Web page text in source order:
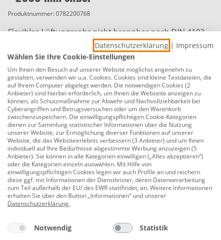
Produktnummer:0782200768
Flexibles Lüftungsrohr nicht brennbar nach DIN 4102-
A1 Temperaturbeständig bis 200°C
Material: Aluminium
Farbe: silber
Durchmesser Außen: 100 mm
Länge: 500 - 2500 mm
nicht brennbar nach DIN 4102-A1
Herstellerinformationen: Marley Deutschland GmbH
| Adolf-Oesterheld-Str. 28 | 31515 Wunstorf,
Deutschland | eMail: info@marley.de | Herstellernr.
065021
Bewertungen
Datenschutzerklärung | Impressum
Wählen Sie Ihre Cookie-Einstellungen
Um Ihnen den Besuch auf unserer Website möglichst angenehm zu
gestalten, verwenden wir u.a. Cookies. Cookies sind kleine Textdateien, die
auf Ihrem Computer abgelegt werden. Die notwendigen Cookies (2
Anbieter) sind hierbei erforderlich, um Ihnen die Webseite anzeigen zu
können, als Schutzmaßnahme zur Abwehr und Nachvollziehbarkeit bei
Cyberangriffen und Betrugsversuchen oder um den Warenkorb
zwischenzuspeichern. Die einwilligungspflichtigen Cookie-Kategorien
dienen zur Sammlung statistischer Informationen über die Nutzung
unserer Website, zur Ermöglichung diverser Funktionen auf unserer
Website, die das Websiteerlebnis verbessern (3 Anbieter) und um Ihnen
individuell auf Ihre Bedürfnisse abgestimmte Werbung anzuzeigen (5
Anbieter). Sie können in alle Kategorien einwilligen („Alles akzeptieren“)
oder die Kategorien einzeln auswählen. Mit Hilfe von
einwilligungspflichtigen Cookies legen wir auch Profile an und reichern
diese ggf. mit Informationen der Dienstleister, deren Datenverarbeitung
zum Teil außerhalb der EU/ des EWR stattfindet, an. Weitere Informationen
erhalten Sie über den Button „Informationen“ und unserer
Datenschutzerklärung.
Notwendig
Statistik